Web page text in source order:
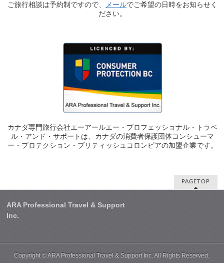
ご旅行相談は予約制ですので、 メールでご希望の日時をお知らせく
ださい。
カナダ専門旅行会社エーアールエー・プロフェッショナル・トラベ
ル・アンド・サポートは、カナダの消費者保護団体コンシューマ
ー・プロテクション・ブリティッシュコロンビアの加盟企業です。
PAGETOP
ARA Professional Travel & Support
Inc.
Copyright ©ARA Professional Travel & Support Inc.All Rights Reserved.